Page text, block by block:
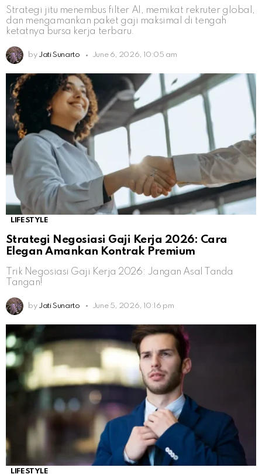
Strategi jitu menembus filter AI, memikat rekruter global,
dan mengamankan paket gaji maksimal di tengah
ketatnya bursa kerja terbaru.
by Jati Sunarto June 6, 2026, 10:05 am
LIFESTYLE
Strategi Negosiasi Gaji Kerja 2026: Cara
Elegan Amankan Kontrak Premium
Trik Negosiasi Gaji Kerja 2026: Jangan Asal Tanda
Tangan!
by Jati Sunarto June 5, 2026, 10:16 pm
LIFESTYLE